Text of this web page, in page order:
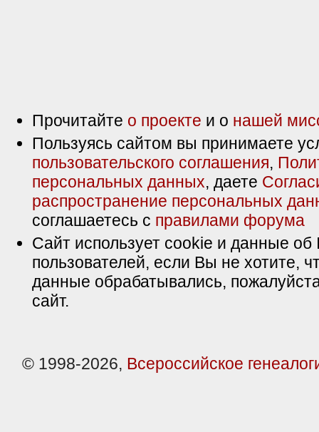
Прочитайте о проекте и о нашей
Пользуясь сайтом вы принимаете
пользовательского соглашения,
персональных данных, даете
распространение персональных
соглашаетесь с правилами форума
Сайт использует cookie и данные об
пользователей, если Вы не хотите,
данные обрабатывались,
сайт.
© 1998-2026, Всероссийское